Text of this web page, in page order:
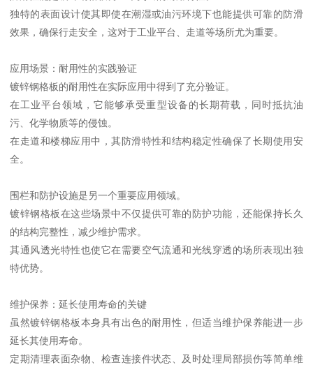
独特的表面设计使其即使在潮湿或油污环境下也能提供可靠的防滑
效果，确保行走安全，这对于工业平台、走道等场所尤为重要。
应用场景：耐用性的实践验证
镀锌钢格板的耐用性在实际应用中得到了充分验证。
在工业平台领域，它能够承受重型设备的长期荷载，同时抵抗油
污、化学物质等的侵蚀。
在走道和楼梯应用中，其防滑特性和结构稳定性确保了长期使用安
全。
围栏和防护设施是另一个重要应用领域。
镀锌钢格板在这些场景中不仅提供可靠的防护功能，还能保持长久
的结构完整性，减少维护需求。
其通风透光特性也使它在需要空气流通和光线穿透的场所表现出独
特优势。
维护保养：延长使用寿命的关键
虽然镀锌钢格板本身具有出色的耐用性，但适当维护保养能进一步
延长其使用寿命。
定期清理表面杂物、检查连接件状态、及时处理局部损伤等简单维